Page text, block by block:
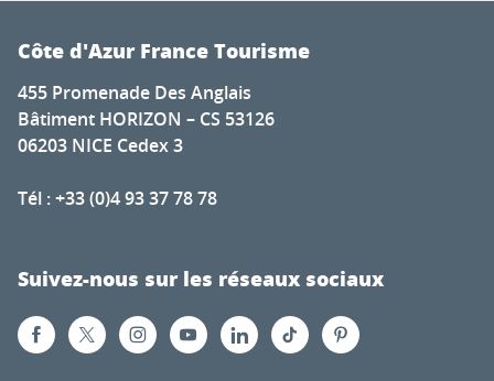
Côte d'Azur France Tourisme
455 Promenade Des Anglais
Bâtiment HORIZON – CS 53126
06203 NICE Cedex 3
Tél : +33 (0)4 93 37 78 78
Suivez-nous sur les réseaux sociaux